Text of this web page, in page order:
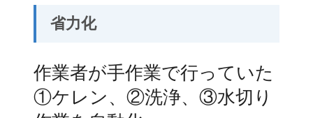
省力化
作業者が手作業で行っていた
①ケレン、②洗浄、③水切り